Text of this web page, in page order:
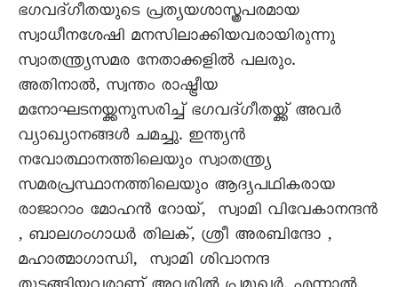
ഭഗവദ്ഗീതയുടെ പ്രത്യയശാസ്ത്രപരമായ
സ്വാധീനശേഷി മനസിലാക്കിയവരായിരുന്നു
സ്വാതന്ത്ര്യസമര നേതാക്കളിൽ പലരും.
അതിനാൽ, സ്വന്തം രാഷ്ട്രീയ
മനോഘടനയ്ക്കനുസരിച്ച് ഭഗവദ്ഗീതയ്ക്ക് അവർ
വ്യാഖ്യാനങ്ങൾ ചമച്ചു. ഇന്ത്യൻ
നവോത്ഥാനത്തിലെയും സ്വാതന്ത്ര്യ
സമരപ്രസ്ഥാനത്തിലെയും ആദ്യപഥികരായ
രാജാറാം മോഹൻ റോയ്, സ്വാമി വിവേകാനന്ദൻ
, ബാലഗംഗാധർ തിലക്, ശ്രീ അരബിന്ദോ ,
മഹാത്മാഗാന്ധി, സ്വാമി ശിവാനന്ദ